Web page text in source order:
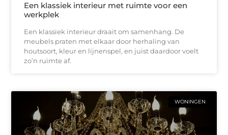
Een klassiek interieur met ruimte voor een
werkplek
Een klassiek interieur draait om samenhang. De
meubels praten met elkaar door herhaling van
houtsoort, kleur en lijnenspel, en juist daardoor voelt
zo’n ruimte af.
WONINGEN